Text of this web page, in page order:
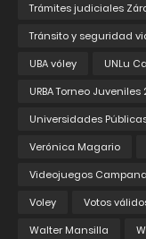
Trámites judiciales
Tránsito y seguridad
UBA vóley
UNLu
URBA Torneo Juveniles
Universidades
Verónica Magario
Videojuegos
Voley
Votos
Walter Mansilla